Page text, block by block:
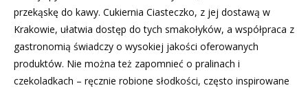
przekąskę do kawy. Cukiernia Ciasteczko, z jej dostawą w
Krakowie, ułatwia dostęp do tych smakołyków, a współpraca z
gastronomią świadczy o wysokiej jakości oferowanych
produktów. Nie można też zapomnieć o pralinach i
czekoladkach – ręcznie robione słodkości, często inspirowane